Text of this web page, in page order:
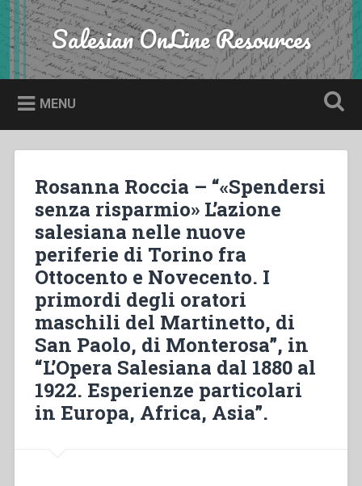
Skip
to
content
Search Salesian OnLine Resources
MENU
Rosanna Roccia – “«Spendersi
senza risparmio» L’azione
salesiana nelle nuove
periferie di Torino fra
Ottocento e Novecento. I
primordi degli oratori
maschili del Martinetto, di
San Paolo, di Monterosa”, in
“L’Opera Salesiana dal 1880 al
1922. Esperienze particolari
in Europa, Africa, Asia”.